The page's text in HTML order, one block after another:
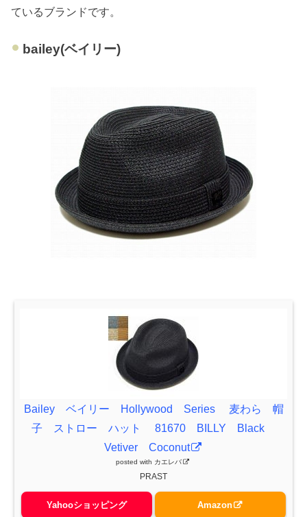
ているブランドです。
bailey(ベイリー)
Bailey ベイリー Hollywood Series 麦わら 帽
子 ストロー ハット 81670 BILLY Black
Vetiver Coconut
posted with カエレバ
PRAST
Yahooショッピング Amazon